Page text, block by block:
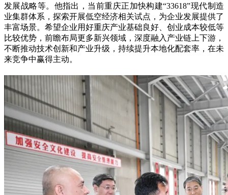
发展战略等。他指出，当前重庆正加快构建“33618”现代制造
业集群体系，探索开展低空经济相关试点，为企业发展提供了
丰富场景。希望企业用好重庆产业基础良好、创业成本较低等
比较优势，前瞻布局更多新兴领域，深度融入产业链上下游，
不断推动技术创新和产业升级，持续提升本地化配套率，在未
来竞争中赢得主动。